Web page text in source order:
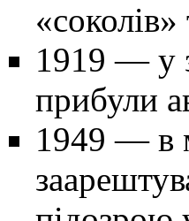
«соколів»
1919 — у
прибули
1949 — в